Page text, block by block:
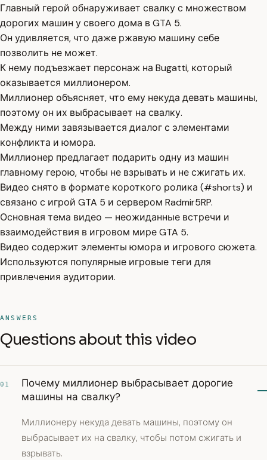
Главный герой обнаруживает свалку с множеством
дорогих машин у своего дома в GTA 5.
Он удивляется, что даже ржавую машину себе
позволить не может.
К нему подъезжает персонаж на Bugatti, который
оказывается миллионером.
Миллионер объясняет, что ему некуда девать машины,
поэтому он их выбрасывает на свалку.
Между ними завязывается диалог с элементами
конфликта и юмора.
Миллионер предлагает подарить одну из машин
главному герою, чтобы не взрывать и не сжигать их.
Видео снято в формате короткого ролика (#shorts) и
связано с игрой GTA 5 и сервером Radmir5RP.
Основная тема видео — неожиданные встречи и
взаимодействия в игровом мире GTA 5.
Видео содержит элементы юмора и игрового сюжета.
Используются популярные игровые теги для
привлечения аудитории.
ANSWERS
Questions about this video
01
Почему миллионер выбрасывает дорогие
машины на свалку?
Миллионеру некуда девать машины, поэтому он
выбрасывает их на свалку, чтобы потом сжигать и
взрывать.